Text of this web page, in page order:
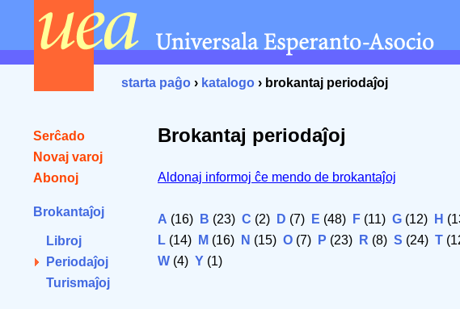
starta paĝo › katalogo › brokantaj periodaĵoj
Serĉado
Novaj varoj
Abonoj
Brokantaĵoj
Libroj
Periodaĵoj
Turismaĵoj
Brokantaj periodaĵoj
Aldonaj informoj ĉe mendo de brokantaĵoj
A (16) B (23) C (2) D (7) E (48) F (11) G (12) H
L (14) M (16) N (15) O (7) P (23) R (8) S (24) T
W (4) Y (1)